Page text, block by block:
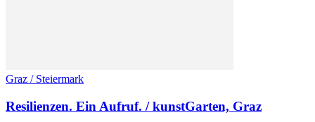
Graz / Steiermark
Resilienzen. Ein Aufruf. / kunstGarten, Graz